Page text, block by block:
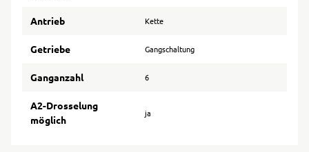
Antrieb Kette
Getriebe Gangschaltung
Ganganzahl 6
A2-Drosselung
möglich
ja